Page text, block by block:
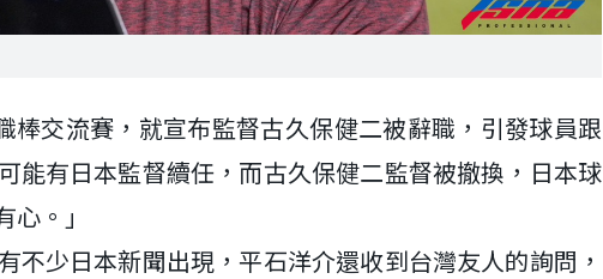
棒交流賽，就宣布監督古久保健二被辭職，引發球員跟
能有日本監督續任，而古久保健二監督被撤換，日本球
。」
少日本新聞出現，平石洋介還收到台灣友人的詢問，